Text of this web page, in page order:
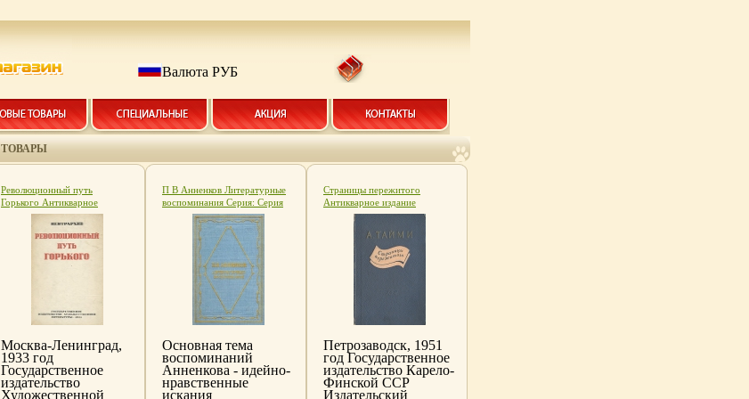
Валюта РУБ
ТОВАРЫ
Революционный путь
Горького Антикварное
издание Сохранность:
Хорошая Издательство:
Государственное издательство
художественной литературы,
1933 г Твердый переплет, 144
Москва-Ленинград,
1933 год
Государственное
издательство
Художественной
П В Анненков Литературные
воспоминания Серия: Серия
литературных мемуаров инфо
Основная тема
воспоминаний
Анненкова - идейно-
нравственные
искания
Страницы пережитого
Антикварное издание
Сохранность: Хорошая
Издательство:
Государственное издательство
Карело-Финской ССР, 1951 г
Твердый переплет, 238 стр
Тираж: 30000 экз Формат:
Петрозаводск, 1951
год Государственное
издательство Карело-
Финской ССР
Издательский